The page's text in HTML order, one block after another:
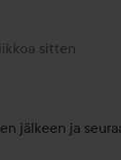
Creator.
sitten
lisättiin 4
jälkeen ja